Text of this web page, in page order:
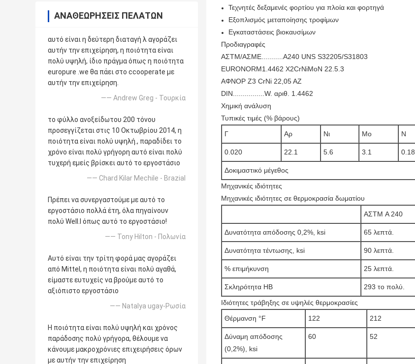
ΑΝΑΘΕΩΡΉΣΕΙΣ ΠΕΛΑΤΏΝ
αυτό είναι η δεύτερη διαταγή λ αγοράζει
αυτήν την επιχείρηση, η ποιότητα είναι
πολύ υψηλή, ίδιο πράγμα όπως η ποιότητα
europure .we θα πάει στο ccooperate με
αυτήν την επιχείρηση.
—— Andrew Greg - Τουρκία
το φύλλο ανοξείδωτου 200 τόνου
προσεγγίζεται στις 10 Οκτωβρίου 2014, η
ποιότητα είναι πολύ υψηλή., παραδίδει το
χρόνο είναι πολύ γρήγορη αυτό είναι πολύ
τυχερή εμείς βρίσκει αυτό το εργοστάσιο
—— Chard Kilar Mechile - Brazial
Πρέπει να συνεργαστούμε με αυτό το
εργοστάσιο πολλά έτη, όλα πηγαίνουν
πολύ Well.l όπως αυτό το εργοστάσιο!
—— Tony Hilton - Πολωνία
Αυτό είναι την τρίτη φορά μας αγοράζει
από Mittel, η ποιότητα είναι πολύ αγαθά,
είμαστε ευτυχείς να βρούμε αυτό το
αξιόπιστο εργοστάσιο
—— Natalya ugay-Ρωσία
Η ποιότητα είναι πολύ υψηλή και χρόνος
παράδοσης πολύ γρήγορα, θέλουμε να
κάνουμε μακροχρόνιες επιχειρήσεις όρων
με αυτήν την επιχείρηση
Τεχνητές δεξαμενές φορτίου για πλοία και φορτηγά
Εξοπλισμός μεταποίησης τροφίμων
Εγκαταστάσεις βιοκαυσίμων
Προδιαγραφές
ΑΣΤΜ/ΑΣΜΕ...........Α240 UNS S32205/S31803
EURONORM1.4462 X2CrNiMoN 22.5.3
ΑΦΝΟΡ Z3 CrNi 22,05 AZ
DIN................W. αριθ. 1.4462
Χημική ανάλυση
Τυπικές τιμές (% βάρους)
Γ
Αρ Νι Μo N
0.020 22.1 5.6 3.1 0.18
Δοκιμαστικό μέγεθος
Μηχανικές ιδιότητες
Μηχανικές ιδιότητες σε θερμοκρασία δωματίου
ΑΣTM Α 240
Δυνατότητα απόδοσης 0,2%, ksi 65 λεπτά.
Δυνατότητα τέντωσης, ksi 90 λεπτά.
% επιμήκυνση 25 λεπτά.
Σκληρότητα HB 293 το πολύ.
Ιδιότητες τράβηξης σε υψηλές θερμοκρασίες
Θέρμανση °F
122 212
Δύναμη απόδοσης
(0,2%), ksi
60 52